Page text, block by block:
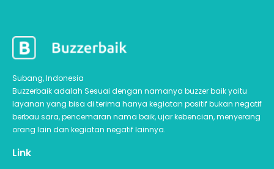
Subang, Indonesia
Buzzerbaik adalah Sesuai dengan namanya buzzer baik yaitu
layanan yang bisa di terima hanya kegiatan positif bukan negatif
berbau sara, pencemaran nama baik, ujar kebencian, menyerang
orang lain dan kegiatan negatif lainnya.
Link